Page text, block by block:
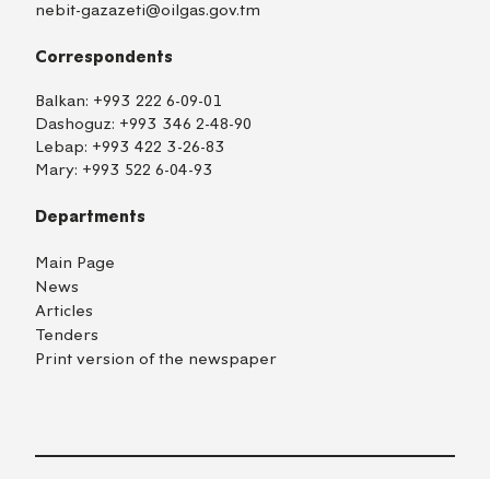
nebit-gazazeti@oilgas.gov.tm
Correspondents
Balkan: +993 222 6-09-01
Dashoguz: +993 346 2-48-90
Lebap: +993 422 3-26-83
Mary: +993 522 6-04-93
Departments
Main Page
News
Articles
Tenders
Print version of the newspaper